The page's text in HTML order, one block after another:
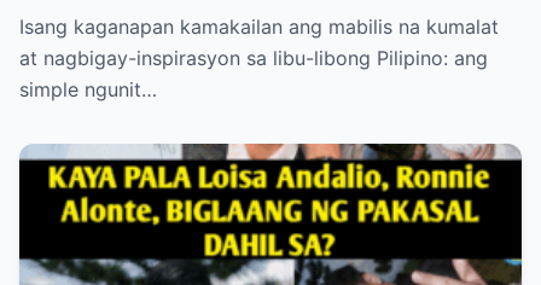
Matagumpay na Co-parenting
Isang kaganapan kamakailan ang mabilis na kumalat
at nagbigay-inspirasyon sa libu-libong Pilipino: ang
simple ngunit…